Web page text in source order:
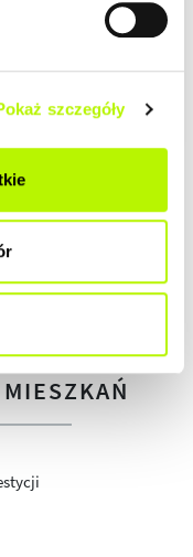
szczegóły
CEN